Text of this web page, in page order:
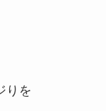
りを